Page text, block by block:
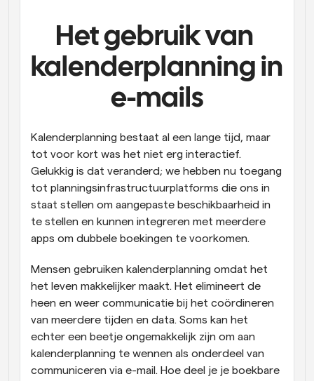
Het gebruik van
kalenderplanning in
e-mails
Kalenderplanning bestaat al een lange tijd, maar
tot voor kort was het niet erg interactief.
Gelukkig is dat veranderd; we hebben nu toegang
tot planningsinfrastructuurplatforms die ons in
staat stellen om aangepaste beschikbaarheid in
te stellen en kunnen integreren met meerdere
apps om dubbele boekingen te voorkomen.
Mensen gebruiken kalenderplanning omdat het
het leven makkelijker maakt. Het elimineert de
heen en weer communicatie bij het coördineren
van meerdere tijden en data. Soms kan het
echter een beetje ongemakkelijk zijn om aan
kalenderplanning te wennen als onderdeel van
communiceren via e-mail. Hoe deel je je boekbare